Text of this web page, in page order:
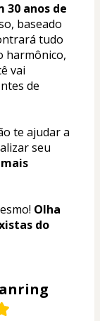
30 anos de
baseado
tudo
harmônico,
vai
de
te ajudar a
seu
Olha
do